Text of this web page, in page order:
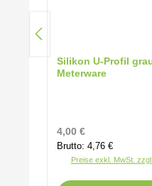
Silikon U-Profil
Meterware
Regulärer Preis:
4,00 €
Brutto: 4,76 €
Preise exkl. MwSt.